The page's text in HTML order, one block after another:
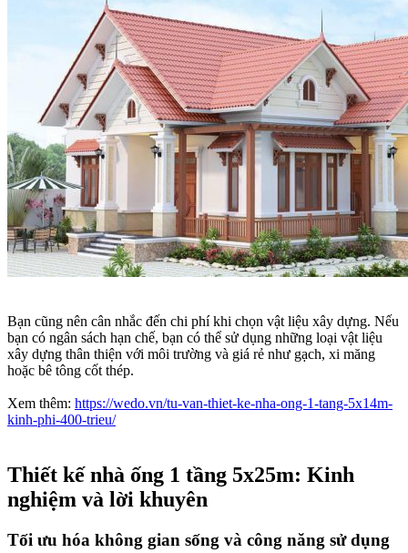
Bạn cũng nên cân nhắc đến chi phí khi chọn vật liệu xây dựng. Nếu
bạn có ngân sách hạn chế, bạn có thể sử dụng những loại vật liệu
xây dựng thân thiện với môi trường và giá rẻ như gạch, xi măng
hoặc bê tông cốt thép.
Xem thêm: https://wedo.vn/tu-van-thiet-ke-nha-ong-1-tang-5x14m-
kinh-phi-400-trieu/
Thiết kế nhà ống 1 tầng 5x25m: Kinh
nghiệm và lời khuyên​
Tối ưu hóa không gian sống và công năng sử dụng​